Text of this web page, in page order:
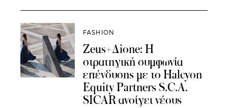
FASHION
Zeus+Δione: Η
στρατηγική συμφωνία
επένδυσης με το Halcyon
Equity Partners S.C.A.
SICAR ανοίγει νέους